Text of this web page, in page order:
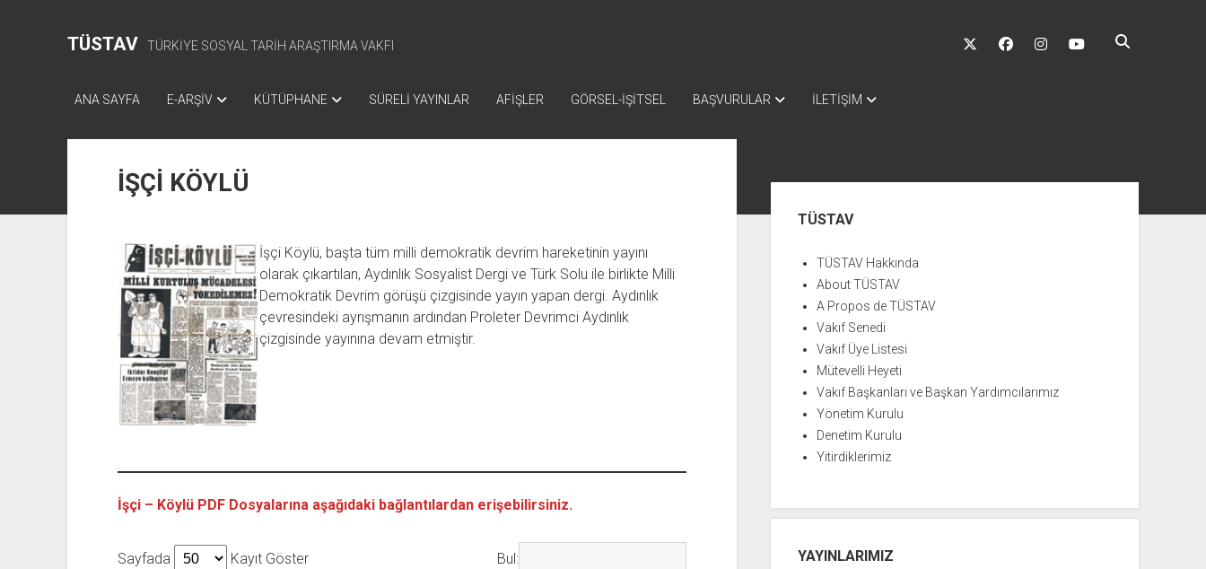
TÜSTAV TÜRKİYE SOSYAL TARİH ARAŞTIRMA VAKFI
twitter facebookinstagramyoutube
ANA SAYFA E-ARŞİV KÜTÜPHANE SÜRELİ YAYINLAR AFİŞLER GÖRSEL-İŞİTSEL BAŞVURULAR İLETİŞİM
İŞÇİ KÖYLÜ
İşçi Köylü, başta tüm milli demokratik devrim hareketinin yayını
olarak çıkartılan, Aydınlık Sosyalist Dergi ve Türk Solu ile birlikte Milli
Demokratik Devrim görüşü çizgisinde yayın yapan dergi. Aydınlık
çevresindeki ayrışmanın ardından Proleter Devrimci Aydınlık
çizgisinde yayınına devam etmiştir.
İşçi – Köylü PDF Dosyalarına aşağıdaki bağlantılardan erişebilirsiniz.
Sayfada Kayıt Göster Bul:
MenüTÜSTAV
TÜSTAV Hakkında
About TÜSTAV
A Propos de TÜSTAV
Vakıf Senedi
Vakıf Üye Listesi
Mütevelli Heyeti
Vakıf Başkanları ve Başkan Yardımcılarımız
Yönetim Kurulu
Denetim Kurulu
Yitirdiklerimiz
YAYINLARIMIZ